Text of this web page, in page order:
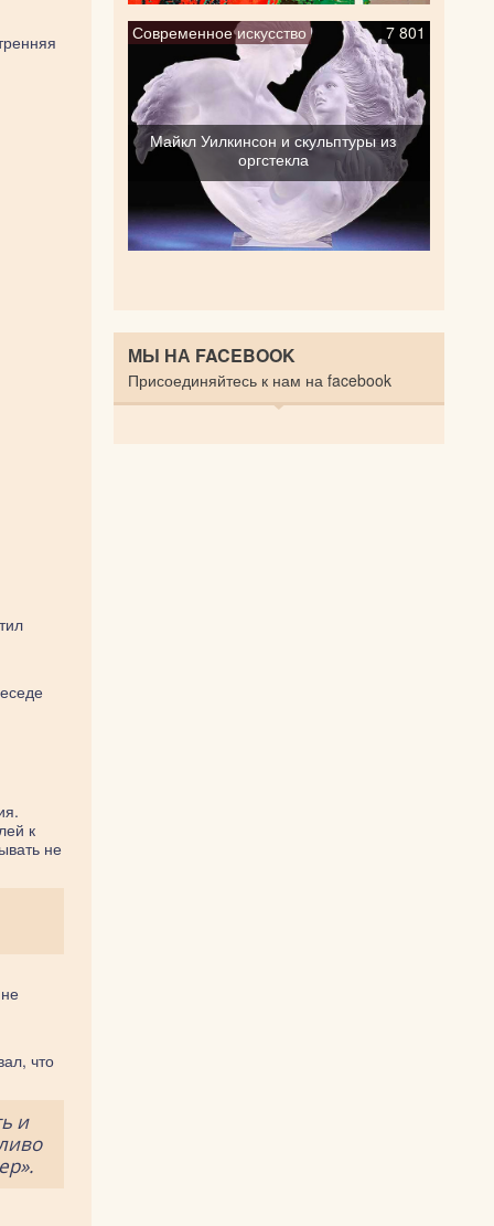
к
не
что
и
Современное искусство 7 801
Майкл Уилкинсон и скульптуры из
оргстекла
МЫ НА FACEBOOK
Присоединяйтесь к нам на facebook